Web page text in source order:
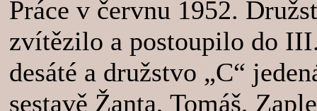
Práce v červnu 1952.
zvítězilo a postoupilo do
desáté a družstvo „C“
sestavě Žanta, Tomáš,